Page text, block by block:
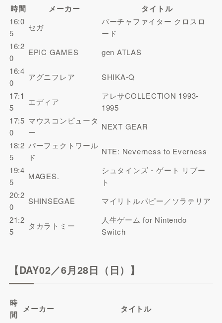
時間 メーカー タイトル
16:0
5
セガ
バーチャファイター クロスロ
ード
16:2
0
EPIC GAMES
gen ATLAS
16:4
0
アグニフレア
SHIKA-Q
17:1
5
エディア
アレサCOLLECTION 1993-
1995
17:5
0
マウスコンピュータ
ー
NEXT GEAR
18:2
5
パーフェクトワール
ド
NTE: Neverness to Everness
19:4
5
MAGES.
シュタインズ・ゲート リブー
ト
20:2
0
SHINSEGAE
マイリトルパピー／ソラテリア
21:2
5
タカラトミー
人生ゲーム for Nintendo
Switch
【DAY02／6月28日（日）】
時
間
メーカー タイトル